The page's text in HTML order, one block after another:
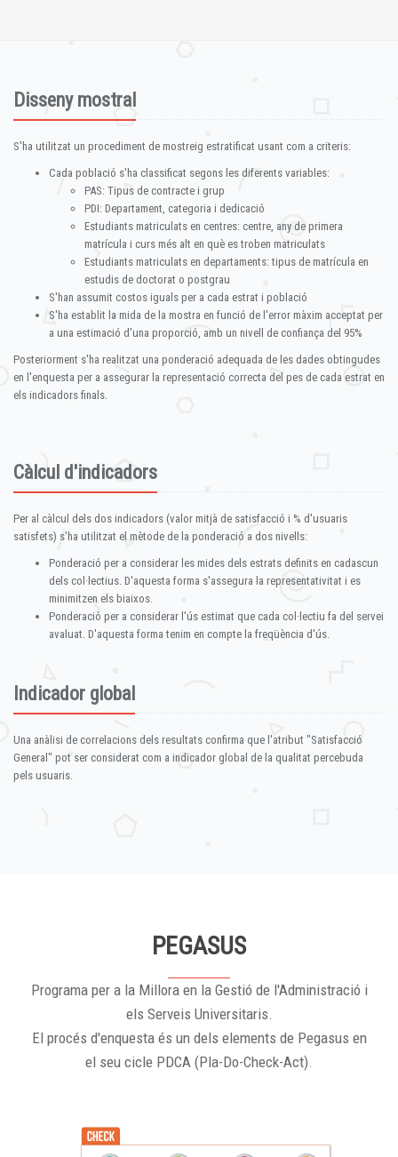
Disseny mostral
S'ha utilitzat un procediment de mostreig estratificat usant com a criteris:
Cada població s'ha classificat segons les diferents variables:
PAS: Tipus de contracte i grup
PDI: Departament, categoria i dedicació
Estudiants matriculats en centres: centre, any de primera
matrícula i curs més alt en què es troben matriculats
Estudiants matriculats en departaments: tipus de matrícula en
estudis de doctorat o postgrau
S'han assumit costos iguals per a cada estrat i població
S'ha establit la mida de la mostra en funció de l'error màxim acceptat per
a una estimació d'una proporció, amb un nivell de confiança del 95%
Posteriorment s'ha realitzat una ponderació adequada de les dades obtingudes
en l'enquesta per a assegurar la representació correcta del pes de cada estrat en
els indicadors finals.
Càlcul d'indicadors
Per al càlcul dels dos indicadors (valor mitjà de satisfacció i % d'usuaris
satisfets) s'ha utilitzat el mètode de la ponderació a dos nivells:
Ponderació per a considerar les mides dels estrats definits en cadascun
dels col·lectius. D'aquesta forma s'assegura la representativitat i es
minimitzen els biaixos.
Ponderació per a considerar l'ús estimat que cada col·lectiu fa del servei
avaluat. D'aquesta forma tenim en compte la freqüència d'ús.
Indicador global
Una anàlisi de correlacions dels resultats confirma que l'atribut "Satisfacció
General" pot ser considerat com a indicador global de la qualitat percebuda
pels usuaris.
PEGASUS
Programa per a la Millora en la Gestió de l'Administració i
els Serveis Universitaris.
El procés d'enquesta és un dels elements de Pegasus en
el seu cicle PDCA (Pla-Do-Check-Act).